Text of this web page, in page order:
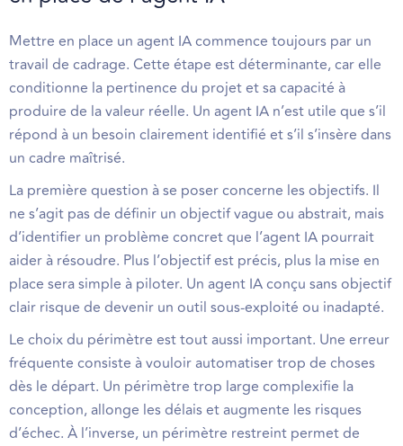
Mettre en place un agent IA commence toujours par un
travail de cadrage. Cette étape est déterminante, car elle
conditionne la pertinence du projet et sa capacité à
produire de la valeur réelle. Un agent IA n’est utile que s’il
répond à un besoin clairement identifié et s’il s’insère dans
un cadre maîtrisé.
La première question à se poser concerne les objectifs. Il
ne s’agit pas de définir un objectif vague ou abstrait, mais
d’identifier un problème concret que l’agent IA pourrait
aider à résoudre. Plus l’objectif est précis, plus la mise en
place sera simple à piloter. Un agent IA conçu sans objectif
clair risque de devenir un outil sous-exploité ou inadapté.
Le choix du périmètre est tout aussi important. Une erreur
fréquente consiste à vouloir automatiser trop de choses
dès le départ. Un périmètre trop large complexifie la
conception, allonge les délais et augmente les risques
d’échec. À l’inverse, un périmètre restreint permet de